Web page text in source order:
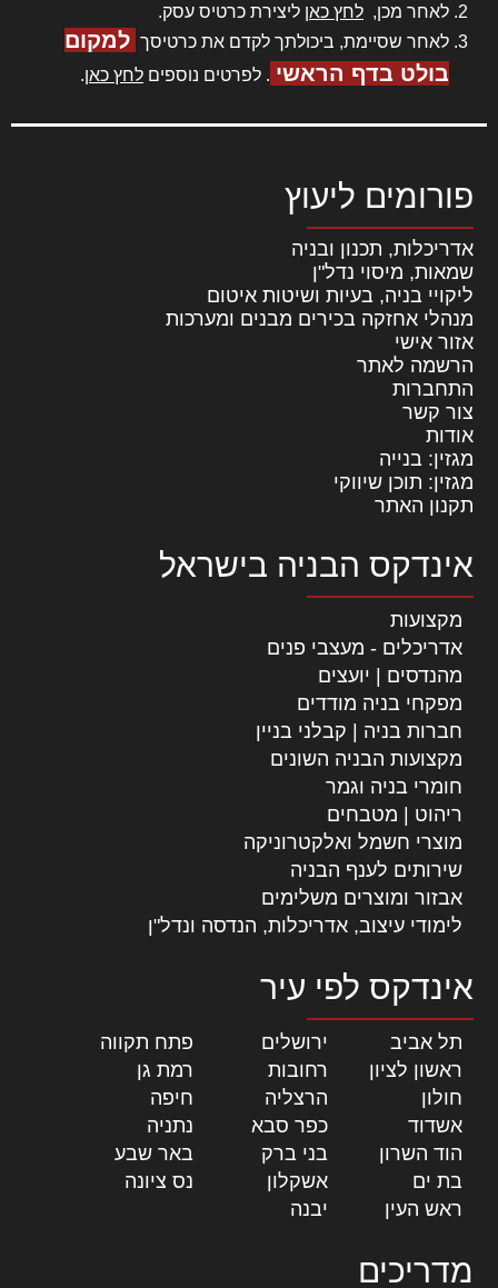
לאחר מכן, לחץ כאן ליצירת כרטיס עסק.
לאחר שסיימת, ביכולתך לקדם את כרטיסך למקום
בולט בדף הראשי . לפרטים נוספים לחץ כאן.
פורומים ליעוץ
אדריכלות, תכנון ובניה
שמאות, מיסוי נדל"ן
ליקויי בניה, בעיות ושיטות איטום
מנהלי אחזקה בכירים מבנים ומערכות
אזור אישי
הרשמה לאתר
התחברות
צור קשר
אודות
מגזין: בנייה
מגזין: תוכן שיווקי
תקנון האתר
אינדקס הבניה בישראל
מקצועות
אדריכלים - מעצבי פנים
מהנדסים | יועצים
מפקחי בניה מודדים
חברות בניה | קבלני בניין
מקצועות הבניה השונים
חומרי בניה וגמר
ריהוט | מטבחים
מוצרי חשמל ואלקטרוניקה
שירותים לענף הבניה
אבזור ומוצרים משלימים
לימודי עיצוב, אדריכלות, הנדסה ונדל"ן
אינדקס לפי עיר
תל אביב ירושלים פתח תקווה
ראשון לציון
רחובות רמת גן
חולון
הרצליה חיפה
אשדוד
כפר סבא נתניה
הוד השרון
בני ברק באר שבע
בת ים
אשקלון נס ציונה
ראש העין
יבנה
מדריכים